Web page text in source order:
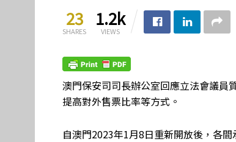
23
SHARES
1.2k
VIEWS
澳門保安司司長辦公室回應立法會議員
提高對外售票比率等方式。
自澳門2023年1月8日重新開放後，各